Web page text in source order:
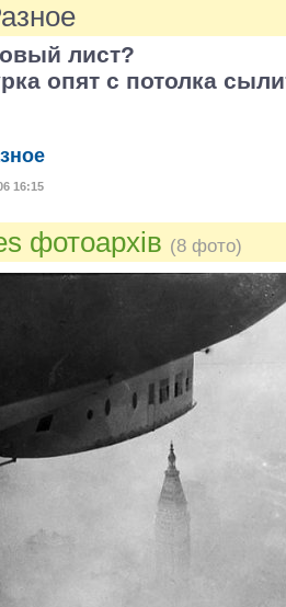
лист?
опят с потолка
16:15
фотоархів (8 фото)